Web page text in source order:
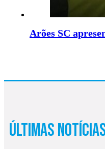
Arões SC
Últimas